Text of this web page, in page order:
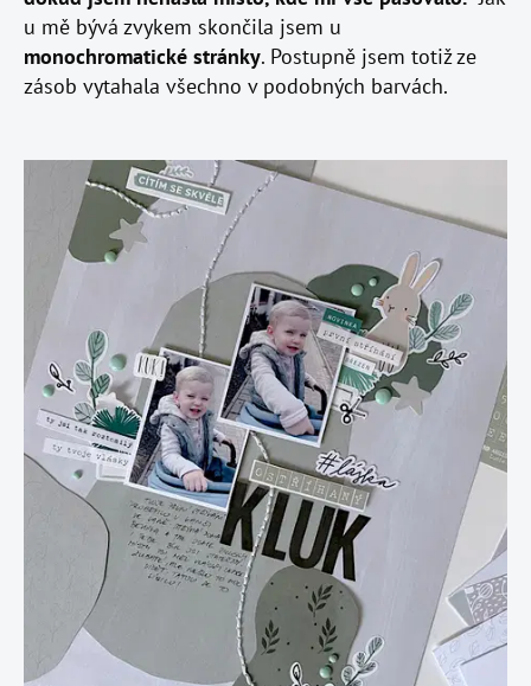
u mě bývá zvykem skončila jsem u
monochromatické stránky. Postupně jsem totiž ze
zásob vytahala všechno v podobných barvách.